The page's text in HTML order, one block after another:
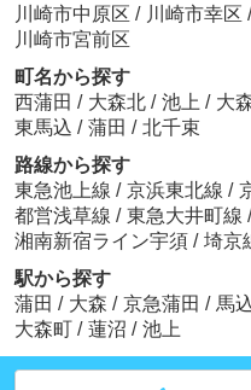
川崎市中原区 / 川崎市幸区 /
川崎市宮前区
町名から探す
西蒲田 / 大森北 / 池上 / 大
東馬込 / 蒲田 / 北千束
路線から探す
東急池上線 / 京浜東北線 /
都営浅草線 / 東急大井町線 /
湘南新宿ライン宇須 / 埼京
駅から探す
蒲田 / 大森 / 京急蒲田 / 馬
大森町 / 蓮沼 / 池上